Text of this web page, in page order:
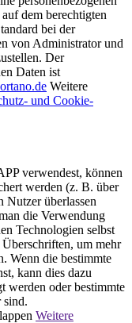
dem berechtigten
bei der
von Administrator und
Der
Daten ist
Weitere
und Cookie-
verwendest, können
werden (z. B. über
überlassen
die Verwendung
Technologien selbst
um mehr
Wenn die bestimmte
kann dies dazu
werden oder bestimmte
sind.
Weitere